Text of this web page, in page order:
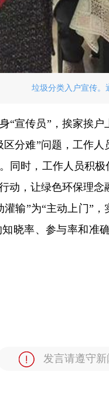
垃圾分类入户宣传。
“宣传员”，挨家挨
分难”问题，工作
同时，工作人员积
动，让绿色环保理念
输”为“主动上门”
晓率、参与率和准
发言请遵守